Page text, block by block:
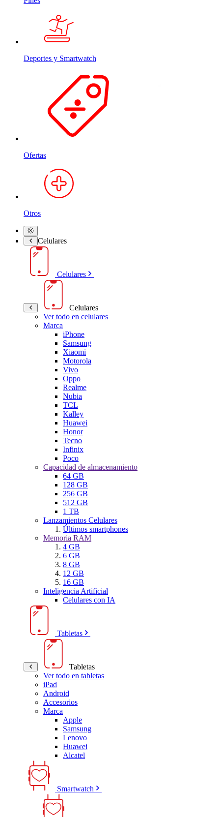
Deportes y Smartwatch
Ofertas
Otros
Celulares
Celulares
Celulares
Ver todo en celulares
Marca
iPhone
Samsung
Xiaomi
Motorola
Vivo
Oppo
Realme
Nubia
TCL
Kalley
Huawei
Honor
Tecno
Infinix
Poco
Capacidad de almacenamiento
64 GB
128 GB
256 GB
512 GB
1 TB
Lanzamientos Celulares
Últimos smartphones
Memoria RAM
4 GB
6 GB
8 GB
12 GB
16 GB
Inteligencia Artificial
Celulares con IA
Tabletas
Tabletas
Ver todo en tabletas
iPad
Android
Accesorios
Marca
Apple
Samsung
Lenovo
Huawei
Alcatel
Smartwatch